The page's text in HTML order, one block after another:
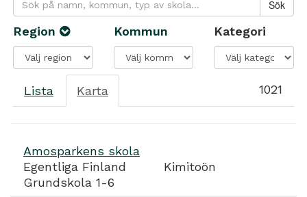
Region Kommun Kategori
Lista Karta 1021
Amosparkens skola
Egentliga Finland
Kimitoön
Grundskola 1-6